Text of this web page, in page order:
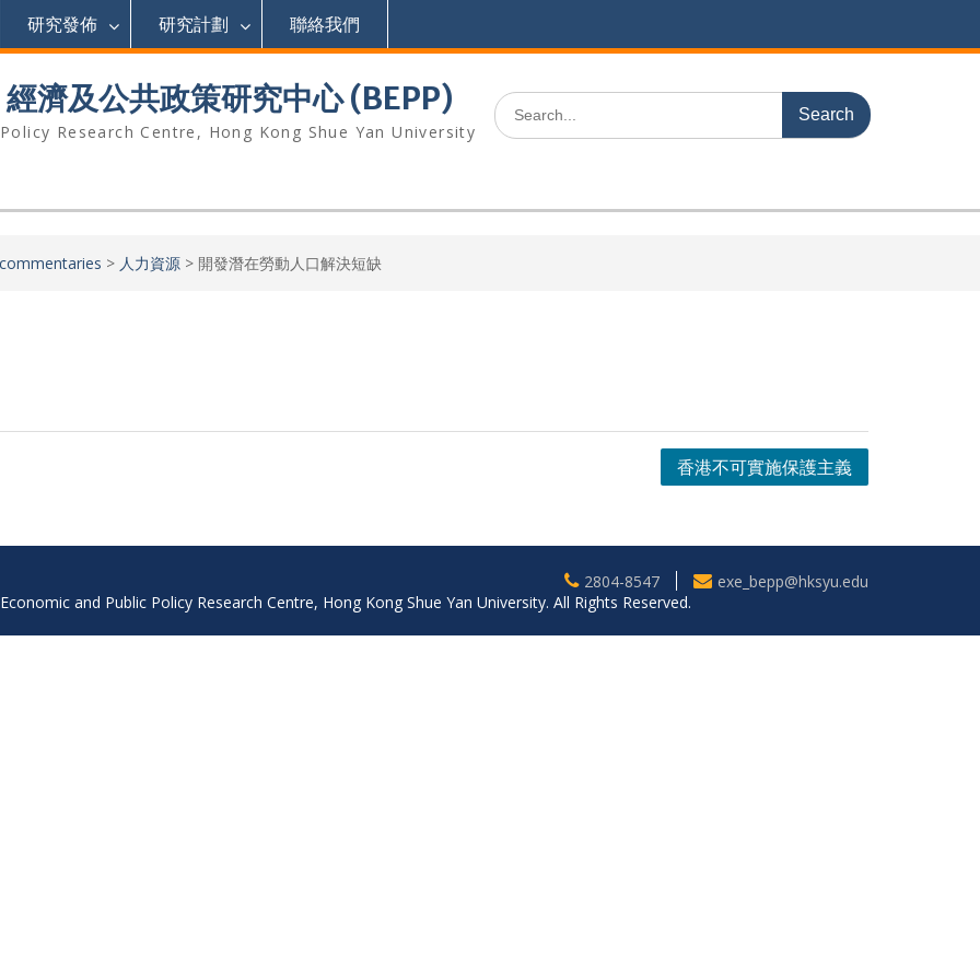
研究發佈 研究計劃 聯絡我們
濟及公共政策研究中心 (BEPP)
Research Centre, Hong Kong Shue Yan University
Search
for:
commentaries > 人力資源 > 開發潛在勞動人口解決短缺
香港不可實施保護主義
2804-8547
exe_bepp@hksyu.edu
and Public Policy Research Centre, Hong Kong Shue Yan University. All Rights Reserved.